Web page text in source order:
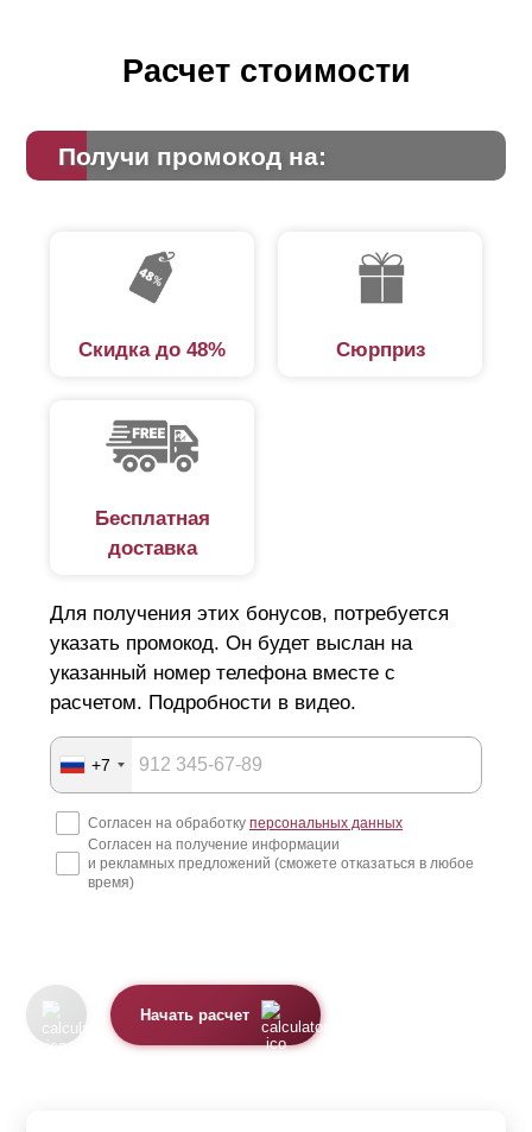
Расчет стоимости
Получи промокод на:
Скидка до 48% Сюрприз
Бесплатная
доставка
Для получения этих бонусов, потребуется
указать промокод. Он будет выслан на
указанный номер телефона вместе с
расчетом. Подробности в видео.
+7
Согласен на обработку персональных данных
Согласен на получение информации
и рекламных предложений (сможете отказаться в любое
время)
Начать расчет